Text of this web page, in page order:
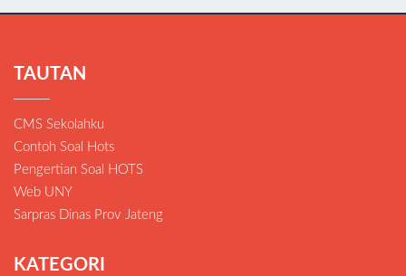
TAUTAN
CMS Sekolahku
Contoh Soal Hots
Pengertian Soal HOTS
Web UNY
Sarpras Dinas Prov Jateng
KATEGORI